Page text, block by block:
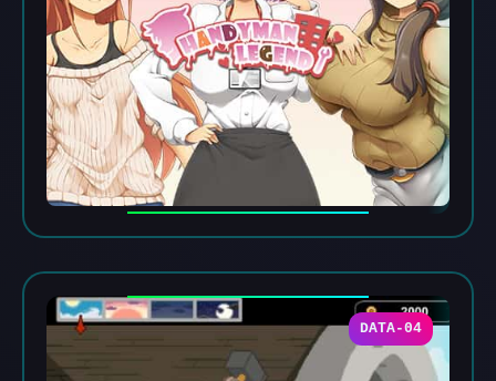
DATA-04